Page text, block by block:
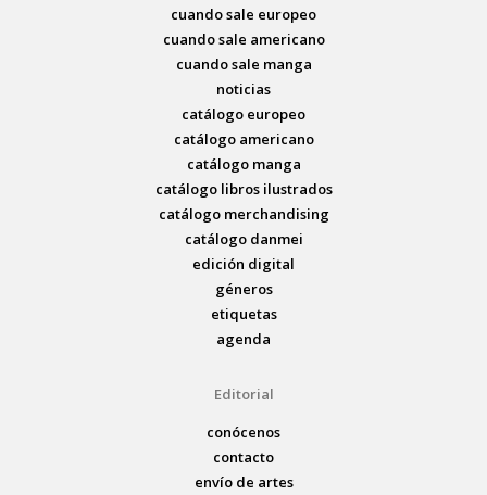
cuando sale europeo
cuando sale americano
cuando sale manga
noticias
catálogo europeo
catálogo americano
catálogo manga
catálogo libros ilustrados
catálogo merchandising
catálogo danmei
edición digital
géneros
etiquetas
agenda
Editorial
conócenos
contacto
envío de artes